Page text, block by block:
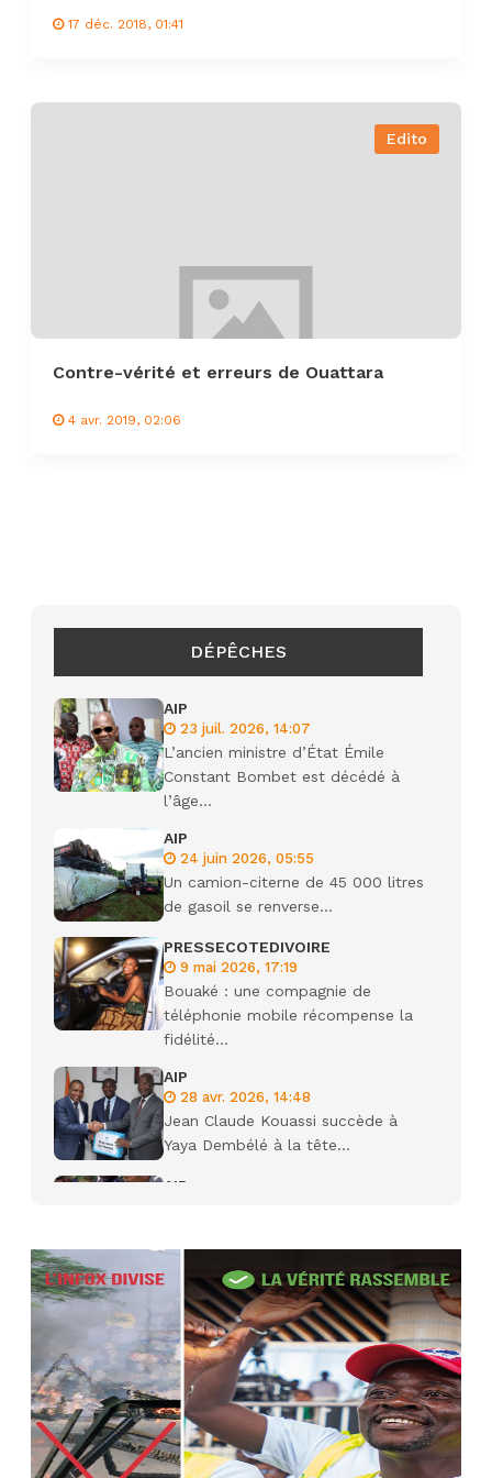
17 déc. 2018, 01:41
Edito
Contre-vérité et erreurs de Ouattara
4 avr. 2019, 02:06
DÉPÊCHES
AIP
23 juil. 2026, 14:07
L’ancien ministre d’État Émile
Constant Bombet est décédé à
l’âge...
AIP
24 juin 2026, 05:55
Un camion-citerne de 45 000 litres
de gasoil se renverse...
PRESSECOTEDIVOIRE
9 mai 2026, 17:19
Bouaké : une compagnie de
téléphonie mobile récompense la
fidélité...
AIP
28 avr. 2026, 14:48
Jean Claude Kouassi succède à
Yaya Dembélé à la tête...
AIP
Camara tué lors d’attaques...
22 avr. 2026, 16:41
Des bureaux ravagés dans un
incendie survenu à la mairie...
AIP
10 avr. 2026, 09:48
Nommé Médiateur de la
République, Gaoussou Touré prend